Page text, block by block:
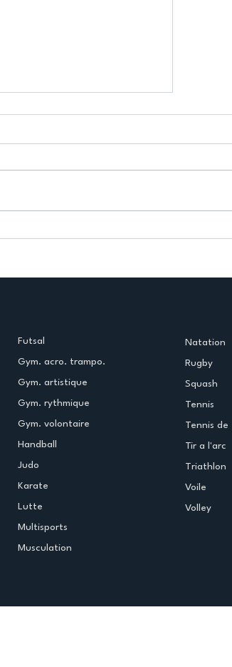
Futsal
Gym. acro. trampo.
Gym. artistique
Gym. rythmique
Gym. volontaire
Handball
Judo
Karate
Lutte
Multisports
Musculation
Natation
Rugby
Squash
Tennis
Tennis
Tir a l'arc
Triathlon
Voile
Volley